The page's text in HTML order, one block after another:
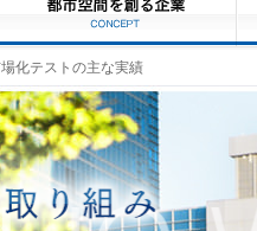
場化テストの主な実績